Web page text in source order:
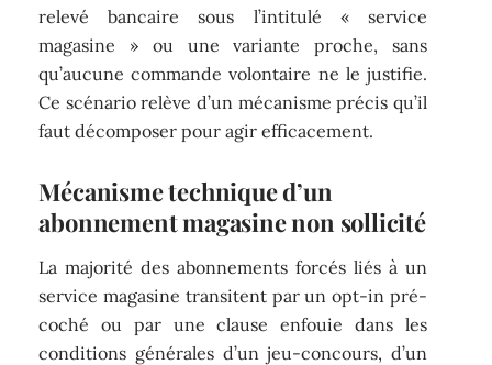
relevé bancaire sous l’intitulé « service
magasine » ou une variante proche, sans
qu’aucune commande volontaire ne le justifie.
Ce scénario relève d’un mécanisme précis qu’il
faut décomposer pour agir efficacement.
Mécanisme technique d’un
abonnement magasine non sollicité
La majorité des abonnements forcés liés à un
service magasine transitent par un opt-in pré-
coché ou par une clause enfouie dans les
conditions générales d’un jeu-concours, d’un